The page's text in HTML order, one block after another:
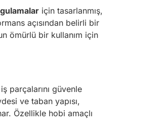
için tasarlanmış,
açısından belirli bir
ömürlü bir kullanım için
parçalarını güvenle
ve taban yapısı,
Özellikle hobi amaçlı